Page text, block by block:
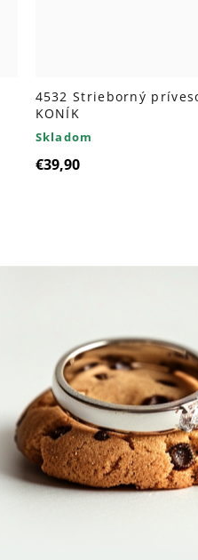
4532 Strieborný
KONÍK
Skladom
€39,90
40cm
pre dospelých, ktorí
retiazku?
z našej ponuky.
označená puncom rýdzosti